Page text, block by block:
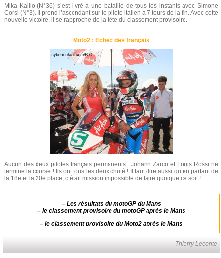
Mika Kallio (N°36) s’est livré à une bataille de tous les instants avec Simone
Corsi (N°3). Il prend l’ascendant sur le pilote italien à 7 tours de la fin. Avec cette
nouvelle victoire, il se rapproche de la tête du classement provisoire.
Moto2 : Echec des français
Aucun des deux pilotes français permanents : Johann Zarco et Louis Rossi ne
termine la course ! Ils ont tous les deux chuté ! Il faut dire aussi qu’en partant de
la 18e et la 20e place, c’était mission impossible de faire quoique ce soit !
– Les résultats du motoGP du Mans
– le classement provisoire du motoGP après le Mans
– le classement provisoire du Moto2 après le Mans
Thierry Leconte